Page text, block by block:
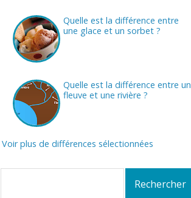
Quelle est la différence entre
une glace et un sorbet ?
Quelle est la différence entre un
fleuve et une rivière ?
Voir plus de différences sélectionnées